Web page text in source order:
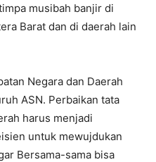
musibah banjir di
Barat dan di daerah lain
Negara dan Daerah
ASN. Perbaikan tata
harus menjadi
untuk mewujdukan
Bersama-sama bisa